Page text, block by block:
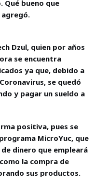
Qué bueno que
agregó.
Dzul, quien por años
se encuentra
ya que, debido a
se quedó
y pagar un sueldo a
positiva, pues se
MicroYuc, que
dinero que empleará
la compra de
sus productos.